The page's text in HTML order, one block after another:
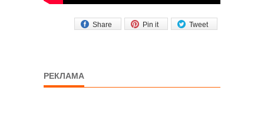
Tweet
Pin it
Share
РЕКЛАМА